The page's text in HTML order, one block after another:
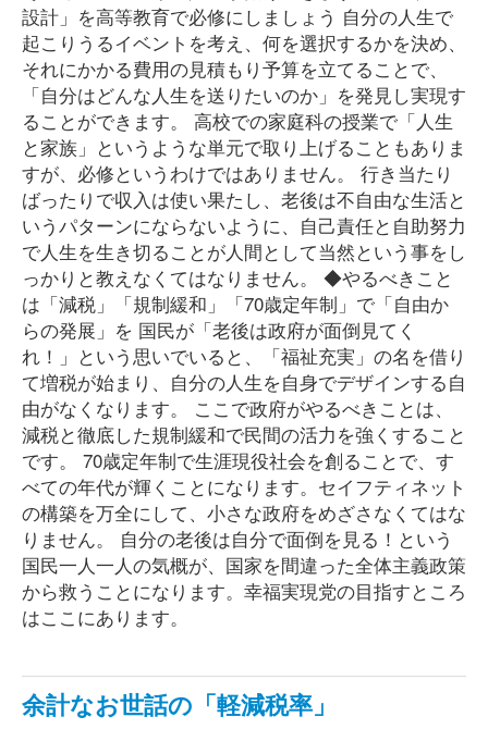
設計」を高等教育で必修にしましょう 自分の人生で
起こりうるイベントを考え、何を選択するかを決め、
それにかかる費用の見積もり予算を立てることで、
「自分はどんな人生を送りたいのか」を発見し実現す
ることができます。 高校での家庭科の授業で「人生
と家族」というような単元で取り上げることもありま
すが、必修というわけではありません。 行き当たり
ばったりで収入は使い果たし、老後は不自由な生活と
いうパターンにならないように、自己責任と自助努力
で人生を生き切ることが人間として当然という事をし
っかりと教えなくてはなりません。 ◆やるべきこと
は「減税」「規制緩和」「70歳定年制」で「自由か
らの発展」を 国民が「老後は政府が面倒見てく
れ！」という思いでいると、「福祉充実」の名を借り
て増税が始まり、自分の人生を自身でデザインする自
由がなくなります。 ここで政府がやるべきことは、
減税と徹底した規制緩和で民間の活力を強くすること
です。 70歳定年制で生涯現役社会を創ることで、す
べての年代が輝くことになります。セイフティネット
の構築を万全にして、小さな政府をめざさなくてはな
りません。 自分の老後は自分で面倒を見る！という
国民一人一人の気概が、国家を間違った全体主義政策
から救うことになります。幸福実現党の目指すところ
はここにあります。
余計なお世話の「軽減税率」